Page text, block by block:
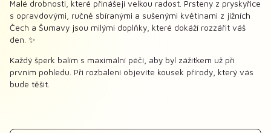
Malé drobnosti, které přinášejí velkou radost. Prsteny z pryskyřice
s opravdovými, ručně sbíranými a sušenými květinami z jižních
Čech a Šumavy jsou milými doplňky, které dokáží rozzářit váš
den. ✨
Každý šperk balím s maximální péčí, aby byl zážitkem už při
prvním pohledu. Při rozbalení objevíte kousek přírody, který vás
bude těšit.